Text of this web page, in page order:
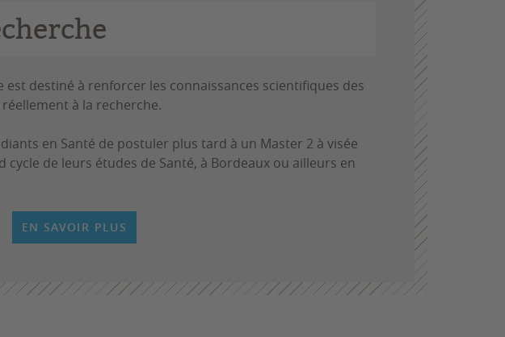
destiné à renforcer les connaissances scientifiques des
à la recherche.
en Santé de postuler plus tard à un Master 2 à visée
de leurs études de Santé, à Bordeaux ou ailleurs en
EN SAVOIR PLUS